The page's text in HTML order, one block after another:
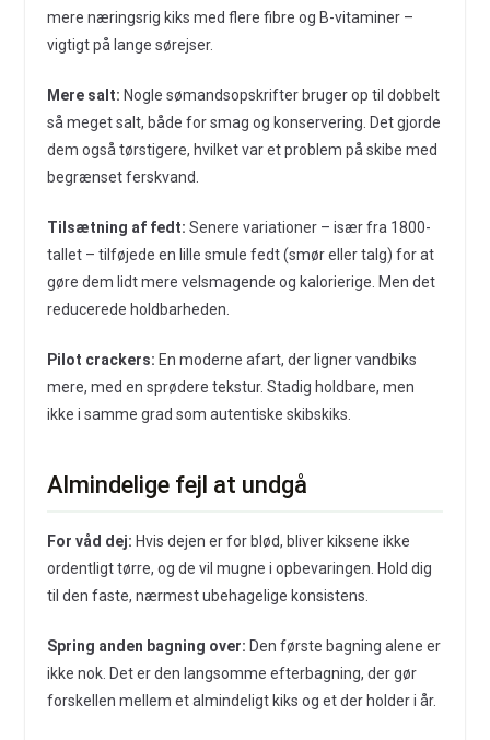
mere næringsrig kiks med flere fibre og B-vitaminer –
vigtigt på lange sørejser.
Mere salt: Nogle sømandsopskrifter bruger op til dobbelt
så meget salt, både for smag og konservering. Det gjorde
dem også tørstigere, hvilket var et problem på skibe med
begrænset ferskvand.
Tilsætning af fedt: Senere variationer – især fra 1800-
tallet – tilføjede en lille smule fedt (smør eller talg) for at
gøre dem lidt mere velsmagende og kalorierige. Men det
reducerede holdbarheden.
Pilot crackers: En moderne afart, der ligner vandbiks
mere, med en sprødere tekstur. Stadig holdbare, men
ikke i samme grad som autentiske skibskiks.
Almindelige fejl at undgå
For våd dej: Hvis dejen er for blød, bliver kiksene ikke
ordentligt tørre, og de vil mugne i opbevaringen. Hold dig
til den faste, nærmest ubehagelige konsistens.
Spring anden bagning over: Den første bagning alene er
ikke nok. Det er den langsomme efterbagning, der gør
forskellen mellem et almindeligt kiks og et der holder i år.